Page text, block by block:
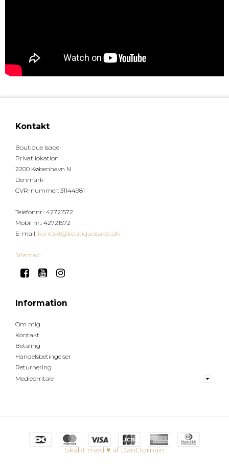
Kontakt
Boutique Isabel
Privat lokation
2200 København N
Denmark
CVR-nummer: 31144981
Telefonnr. : 42721572
Mobil nr. : 42721572
E-mail: kontakt@boutiqueisabel.dk
Sitemap
Information
Om mig
Kontakt
Betaling
Handelsbetingelser
Returnering
Medieomtale
Skabt med ♥ af DanDomain